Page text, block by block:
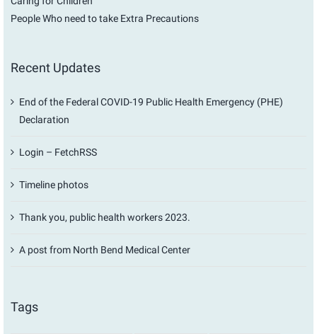
People Who need to take Extra Precautions
Recent Updates
End of the Federal COVID-19 Public Health Emergency (PHE)
Declaration
Login – FetchRSS
Timeline photos
Thank you, public health workers 2023.
A post from North Bend Medical Center
Tags